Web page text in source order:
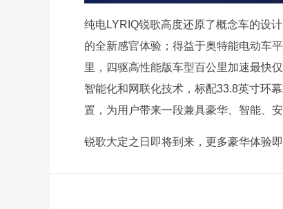
纯电LYRIQ锐歌高度还原了概念车的设
的全新感官体验；得益于奥特能电动车
里，四驱高性能版车型百公里加速最快
智能化和网联化技术，标配33.8英寸环
置，为用户带来一段兼具豪华、智能、
锐歌大定之日即将到来，更多豪华体验